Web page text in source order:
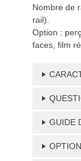
Nombre de
rail).
Option :
faces, film
GUIDE